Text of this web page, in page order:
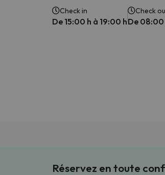
Check in
De 15:00 h à 19:00 h
Check
De 08:00
Réservez en toute